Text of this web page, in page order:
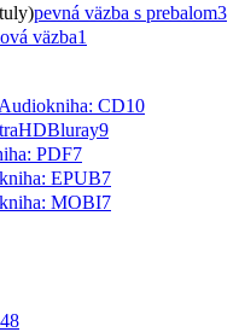
pevná väzba s prebalom3
väzba1
Audiokniha: CD10
9
PDF7
EPUB7
MOBI7
48